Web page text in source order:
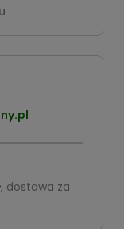
, dostawa za